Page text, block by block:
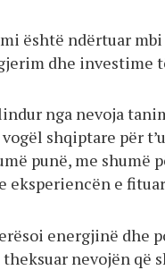
është ndërtuar
dhe investime
nga nevoja
shqiptare për
punë, me shumë
eksperiencën e
energjinë dhe
nevojën